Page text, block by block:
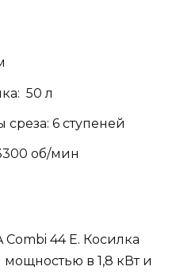
50 л
6 ступеней
об/мин
44 E. Косилка
в 1,8 кВт и